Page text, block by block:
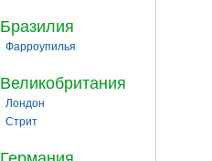
Бразилия
Фарроупилья
Великобритания
Лондон
Стрит